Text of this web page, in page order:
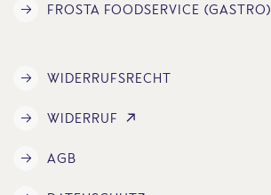
FROSTA FOODSERVICE (GASTRO)
WIDERRUFSRECHT
WIDERRUF
AGB